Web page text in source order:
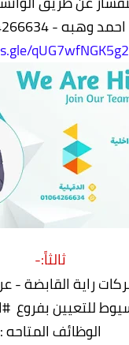
وهبه - 01064266634
ثالثاً:-
راية القابضة -
للتعيين بفروع
الوظائف المتاحه :